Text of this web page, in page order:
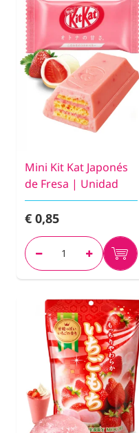
Mini Kit Kat Japonés
de Fresa | Unidad
€ 0,85